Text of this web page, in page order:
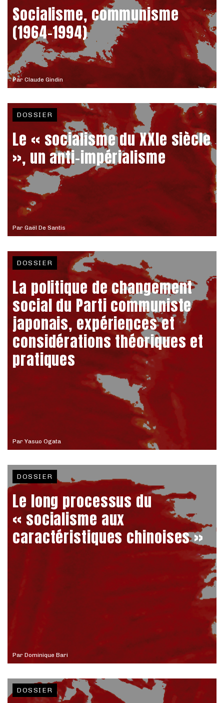
Par Claude Gindin
Socialisme, communisme
(1964-1994)
Par Gaël De Santis
DOSSIER
Le « socialisme du XXIe siècle
», un anti-impérialisme
Par Yasuo Ogata
DOSSIER
La politique de changement
social du Parti communiste
japonais, expériences et
considérations théoriques et
pratiques
Par Dominique Bari
DOSSIER
Le long processus du
« socialisme aux
caractéristiques chinoises »
DOSSIER